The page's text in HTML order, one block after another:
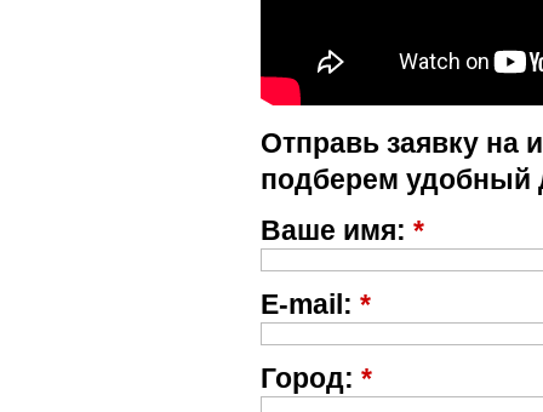
Отправь заявку на
подберем удобный
Ваше имя: *
E-mail: *
Город: *